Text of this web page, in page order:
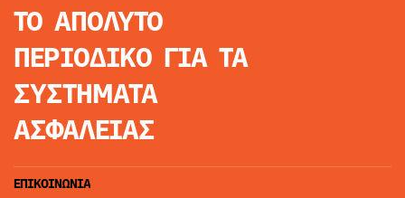
ΤΟ ΑΠΟΛΥΤΟ
ΠΕΡΙΟΔΙΚΟ ΓΙΑ ΤΑ
ΣΥΣΤΗΜΑΤΑ
ΑΣΦΑΛΕΙΑΣ
ΕΠΙΚΟΙΝΩΝΙΑ